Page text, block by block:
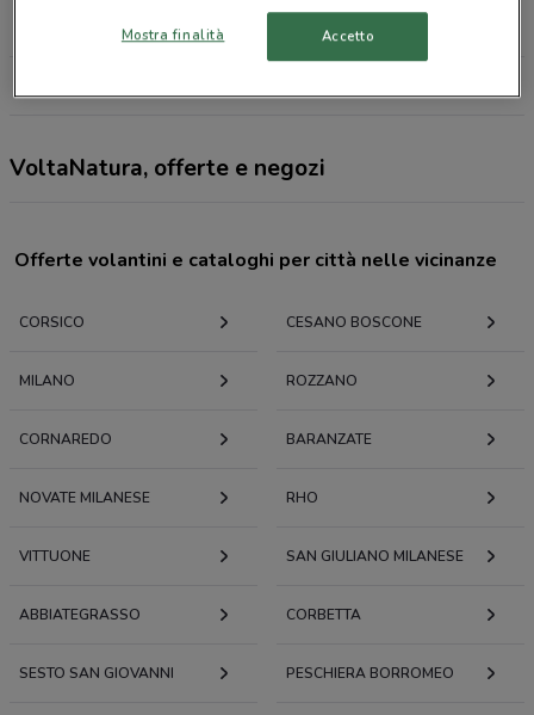
3.2 km
VoltaNatura, offerte e negozi
Offerte volantini e cataloghi per città nelle vicinanze
CORSICO CESANO BOSCONE
MILANO ROZZANO
CORNAREDO BARANZATE
NOVATE MILANESE RHO
VITTUONE SAN GIULIANO MILANESE
ABBIATEGRASSO CORBETTA
SESTO SAN GIOVANNI PESCHIERA BORROMEO
Mostra finalità Accetto